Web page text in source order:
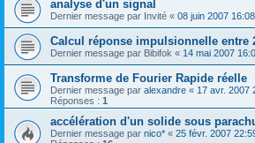
analyse d'un signal
Dernier message par Invité « 08 juin 2007 16:08
Calcul réponse impulsionnelle entre
Dernier message par Bibifok « 14 mai 2007
Transforme de Fourier Rapide réelle
Dernier message par alexandre « 17 avr. 2007
Réponses : 1
accélération d'un solide sous
Dernier message par nico* « 25 févr. 2007